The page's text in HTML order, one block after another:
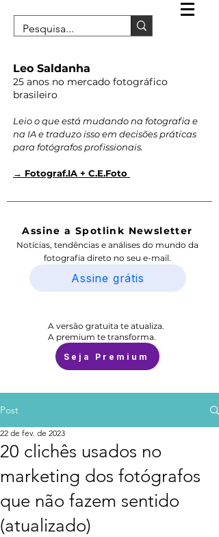
Leo Saldanha
25 anos no mercado fotográfico
brasileiro
Leio o que está mudando na fotografia e
na IA e traduzo isso em decisões práticas
para fotógrafos profissionais.
→ Fotograf.IA + C.E.Foto
Assine a Spotlink Newsletter
Notícias, tendências e análises do mundo da
fotografia direto no seu e-mail.
Assine grátis
A versão gratuita te atualiza.
A premium te transforma.
Seja Premium
Post
20 clichês usados no
marketing dos fotógrafos
que não fazem sentido
(atualizado)
22 de fev. de 2023